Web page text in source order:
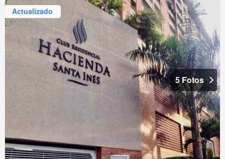
Actualizado
5 Fotos